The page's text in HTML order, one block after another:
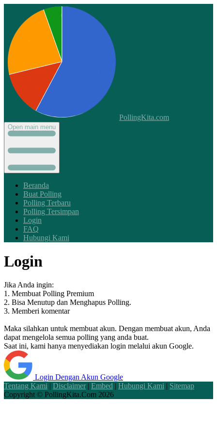
PollingKita.com
Open main menu
Beranda
Buat Polling
Polling Terbaru
Polling Tersimpan
Login
FAQ
Hubungi Kami
Login
Jika Anda ingin:
1. Membuat Polling Premium
2. Bisa Menutup dan Menghapus Polling.
3. Memberi komentar
Maka silahkan untuk membuat akun. Dengan membuat akun, Anda
dapat mengelola semua polling yang anda buat.
Saat ini, kami hanya menyediakan login melalui akun Google.
Login Dengan Akun Google
Tentang Kami | Disclaimer | Embed | Hubungi Kami | Sitemap
Copyright © PollingKita.Com 2026